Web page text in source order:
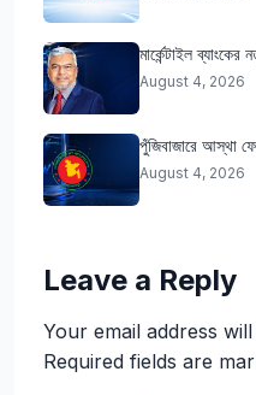
মার্কেন্টাইল
August 4, 2026
পুঁজিবাজারে আস্থা
August 4, 2026
Leave a Reply
Your email address
Required fields are